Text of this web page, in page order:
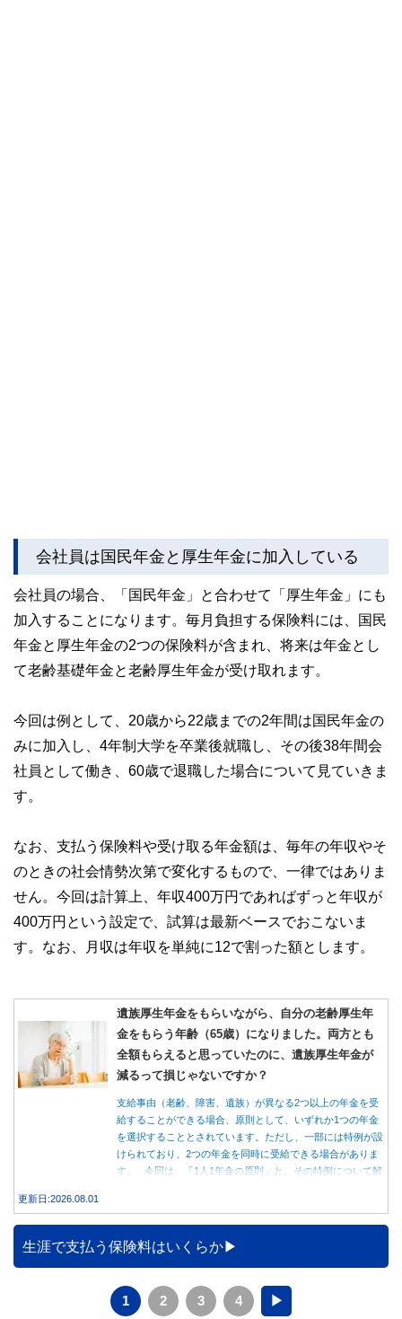
会社員は国民年金と厚生年金に加入している
会社員の場合、「国民年金」と合わせて「厚生年金」にも
加入することになります。毎月負担する保険料には、国民
年金と厚生年金の2つの保険料が含まれ、将来は年金とし
て老齢基礎年金と老齢厚生年金が受け取れます。
今回は例として、20歳から22歳までの2年間は国民年金の
みに加入し、4年制大学を卒業後就職し、その後38年間会
社員として働き、60歳で退職した場合について見ていきま
す。
なお、支払う保険料や受け取る年金額は、毎年の年収やそ
のときの社会情勢次第で変化するもので、一律ではありま
せん。今回は計算上、年収400万円であればずっと年収が
400万円という設定で、試算は最新ベースでおこないま
す。なお、月収は年収を単純に12で割った額とします。
遺族厚生年金をもらいながら、自分の老齢厚生年
金をもらう年齢（65歳）になりました。両方とも
全額もらえると思っていたのに、遺族厚生年金が
減るって損じゃないですか？
支給事由（老齢、障害、遺族）が異なる2つ以上の年金を受
給することができる場合、原則として、いずれか1つの年金
を選択することとされています。ただし、一部には特例が設
けられており、2つの年金を同時に受給できる場合がありま
す。 今回は、「1人1年金の原則」と、その特例について解
更新日:2026.08.01
生涯で支払う保険料はいくらか
1 2 3 4 ▶